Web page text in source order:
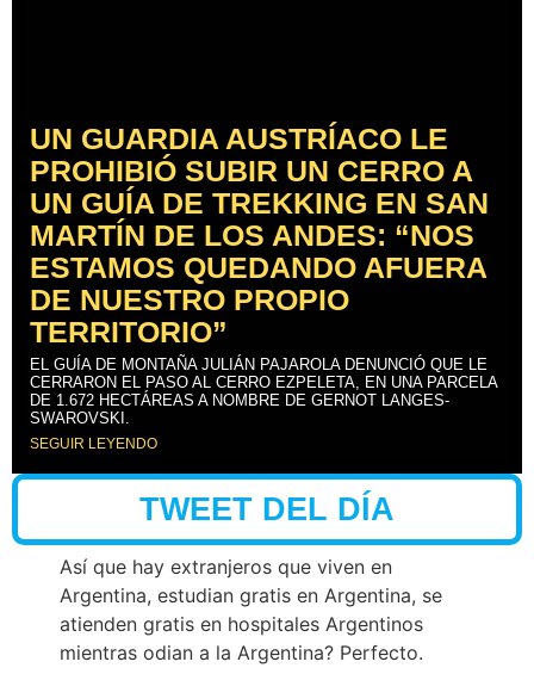
UN GUARDIA AUSTRÍACO LE
PROHIBIÓ SUBIR UN CERRO A
UN GUÍA DE TREKKING EN SAN
MARTÍN DE LOS ANDES: “NOS
ESTAMOS QUEDANDO AFUERA
DE NUESTRO PROPIO
TERRITORIO”
EL GUÍA DE MONTAÑA JULIÁN PAJAROLA DENUNCIÓ QUE LE
CERRARON EL PASO AL CERRO EZPELETA, EN UNA PARCELA
DE 1.672 HECTÁREAS A NOMBRE DE GERNOT LANGES-
SWAROVSKI.
SEGUIR LEYENDO
TWEET DEL DÍA
Así que hay extranjeros que viven en
Argentina, estudian gratis en Argentina, se
atienden gratis en hospitales Argentinos
mientras odian a la Argentina? Perfecto.